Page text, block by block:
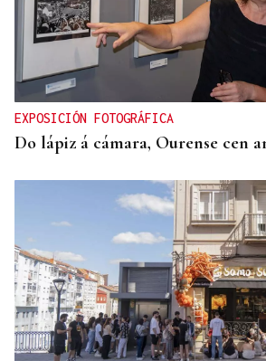
EXPOSICIÓN FOTOGRÁFICA
Do lápiz á cámara, Ourense cen